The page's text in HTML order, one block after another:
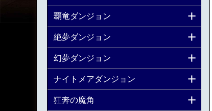
覇竜ダンジョン
絶夢ダンジョン
幻夢ダンジョン
ナイトメアダンジョン
狂奔の魔角